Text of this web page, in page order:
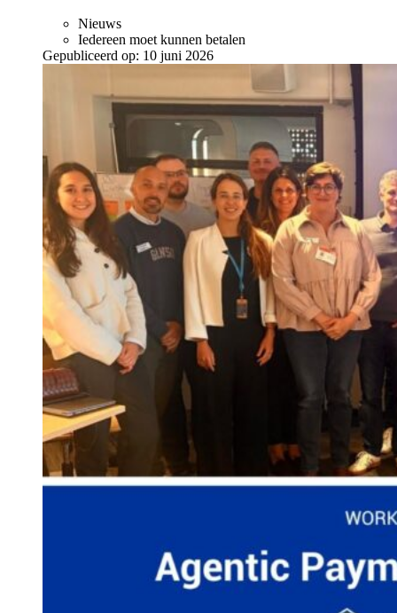
Nieuws
Iedereen moet kunnen betalen
Gepubliceerd op: 10 juni 2026